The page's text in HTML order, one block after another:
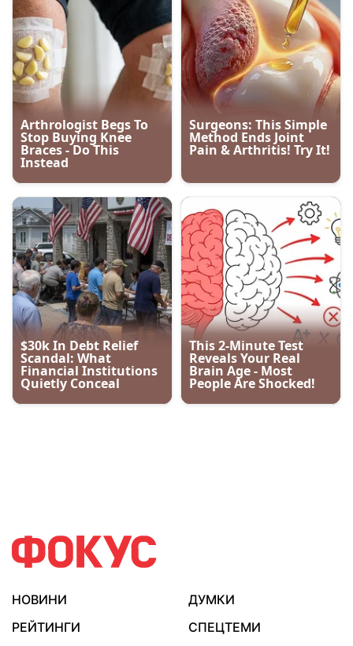
НОВИНИ
ДУМКИ
РЕЙТИНГИ
СПЕЦТЕМИ